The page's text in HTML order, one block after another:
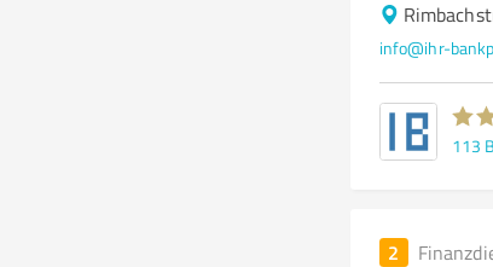
info@ihr-
113
2